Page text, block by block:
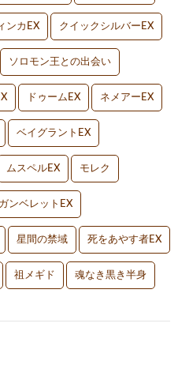
ンカEX クイックシルバーEX
ソロモン王との出会い
ドゥームEX ネメアーEX
ベイグラントEX
ムスペルEX モレク
ンベレットEX
星間の禁域 死をあやす者EX
祖メギド 魂なき黒き半身